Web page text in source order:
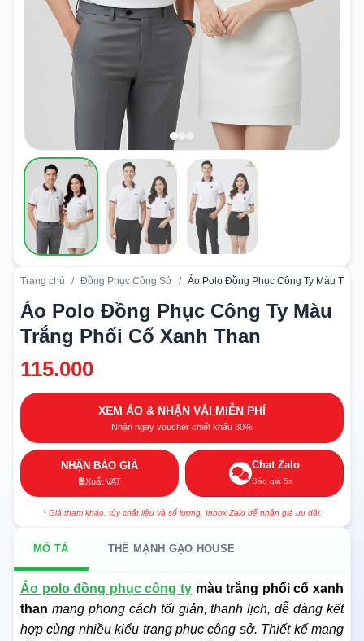
Trang chủ / Đồng Phục Công Sở / Áo Polo Đồng Phục Công Ty Màu
Áo Polo Đồng Phục Công Ty Màu
Trắng Phối Cổ Xanh Than
115.000
XEM ÁO & NHẬN VẢI MIỄN PHÍ
Nhận ngay voucher chiết khấu 30%
NHẬN BÁO GIÁ
Xuất VAT
Chat Zalo
Báo giá 5s
* Giá tham khảo, tùy chất liệu và số lượng. Inbox Zalo để nhận giá ưu đãi.
MÔ TẢ THẾ MẠNH GẠO HOUSE
Áo polo đồng phục công ty màu trắng phối cổ xanh
than mang phong cách tối giản, thanh lịch, dễ dàng kết
hợp cùng nhiều kiểu trang phục công sở. Thiết kế mang